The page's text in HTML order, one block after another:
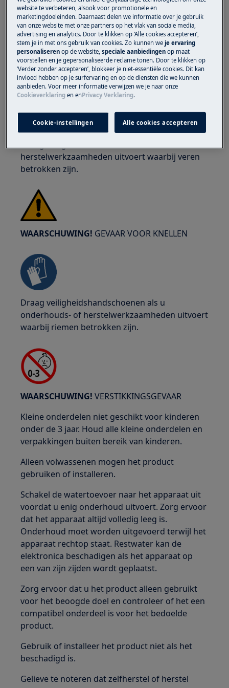
tegen snijwonden door scherpe randen.
WAARSCHUWING!RISICO OP OOGLETSEL
herstelwerkzaamheden uitvoert waarbij veren
betrokken zijn.
WAARSCHUWING! GEVAAR VOOR KNELLEN
Draag veiligheidshandschoenen als u
onderhouds- of herstelwerkzaamheden uitvoert
waarbij riemen betrokken zijn.
WAARSCHUWING! VERSTIKKINGSGEVAAR
Kleine onderdelen niet geschikt voor kinderen
onder de 3 jaar. Houd alle kleine onderdelen en
verpakkingen buiten bereik van kinderen.
Alleen volwassenen mogen het product
gebruiken of installeren.
Schakel de watertoevoer naar het apparaat uit
voordat u enig onderhoud uitvoert. Zorg ervoor
dat het apparaat altijd volledig leeg is.
Onderhoud moet worden uitgevoerd terwijl het
apparaat rechtop staat. Restwater kan de
elektronica beschadigen als het apparaat op
een van zijn zijden wordt geplaatst.
Zorg ervoor dat u het product alleen gebruikt
voor het beoogde doel en controleer of het een
compatibel onderdeel is voor het bedoelde
product.
Gebruik of installeer het product niet als het
beschadigd is.
Gelieve te noteren dat zelfherstel of herstel
website te verbeteren, alsook voor promotionele en
marketingdoeleinden. Daarnaast delen we informatie over je gebruik
van onze website met onze partners op het vlak van sociale media,
advertising en analytics. Door te klikken op ‘Alle cookies accepteren’,
stem je in met ons gebruik van cookies. Zo kunnen weje ervaring
personaliseren op de website,speciale aanbiedingen op maat
voorstellen en je gepersonaliseerde reclame tonen. Door te klikken op
‘Verder zonder accepteren’, blokkeer je niet-essentiële cookies. Dit kan
invloed hebben op je surfervaring en op de diensten die we kunnen
aanbieden. Voor meer informatie verwijzen we je naar onze
Cookieverklaring enenPrivacy Verklaring.
Cookie-instellingen Alle cookies accepteren